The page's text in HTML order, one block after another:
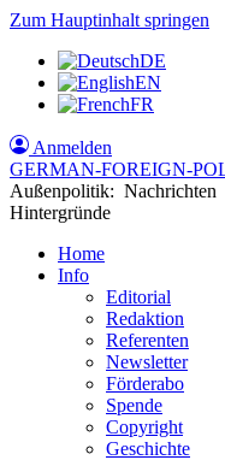
Zum Hauptinhalt springen
DE
EN
FR
Anmelden
GERMAN-FOREIGN-
Außenpolitik:
Hintergründe
Home
Info
Editorial
Redaktion
Referenten
Newsletter
Förderabo
Spende
Copyright
Geschichte